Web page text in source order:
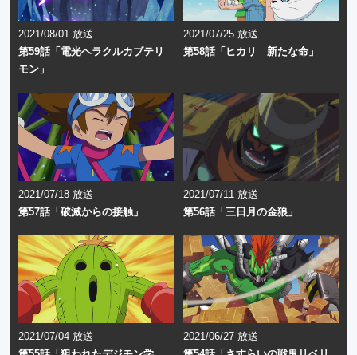
2021/08/01 放送
第59話「電光ヘラクルカブテリ
モン」
2021/07/25 放送
第58話「ヒカリ 新たな命」
2021/07/18 放送
第57話「破滅からの接触」
2021/07/11 放送
第56話「三日月の金狼」
2021/07/04 放送
2021/06/27 放送